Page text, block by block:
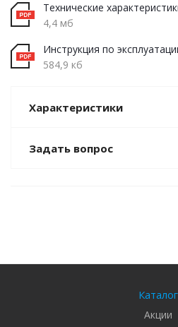
Технические
4,4 мб
Инструкция по
584,9 кб
Характеристики
Задать вопрос
Каталог
Акции